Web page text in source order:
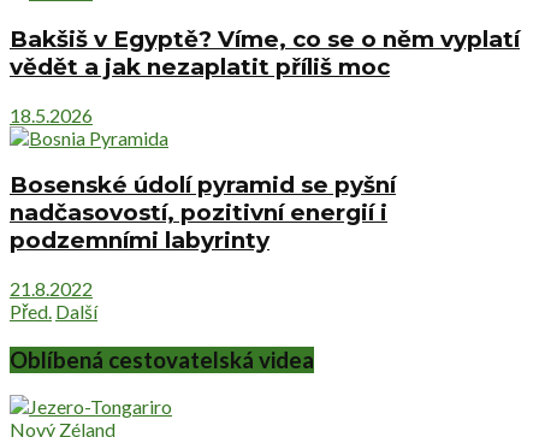
Bakšiš v Egyptě? Víme, co se o něm vyplatí
vědět a jak nezaplatit příliš moc
18.5.2026
Bosenské údolí pyramid se pyšní
nadčasovostí, pozitivní energií i
podzemními labyrinty
21.8.2022
Před. Další
Oblíbená cestovatelská videa
Nový Zéland